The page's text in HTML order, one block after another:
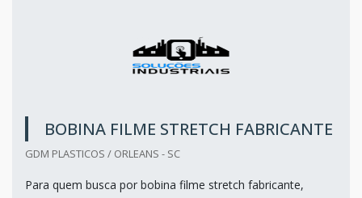
BOBINA FILME STRETCH FABRICANTE
GDM PLASTICOS / ORLEANS - SC
Para quem busca por bobina filme stretch fabricante,